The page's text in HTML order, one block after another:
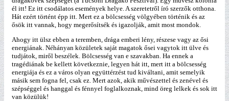
él itt! Ez itt csodálatos események helye. A szeretetről író szerzők otthona.
Hát ezért történt épp itt. Mert ez a bölcsesség völgyében történik és az
ősök itt vannak, hogy megerősítsék és igazolják, amit most mondok.
Ahogy itt ülsz ebben a teremben, drága emberi lény, részese vagy az ősi
energiának. Néhányan közületek saját magatok ősei vagytok itt ülve és
tudjátok, miről beszélek. Bölcsesség van e szavakban. Ha ennek a
tragédiának be kellett következnie, legyen hát itt, mert itt a bölcsesség
energiája és ez a város olyan együttérzést tud kiváltani, amit semelyik
másik sem fogna fel, csak ez. Mert azok, akik művészettel és zenével és
szépséggel és hanggal és fénnyel foglalkoznak, mind öreg lelkek és sok itt
van közülük!